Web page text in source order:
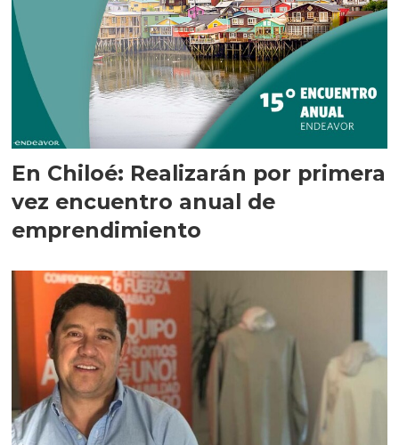
En Chiloé: Realizarán por primera
vez encuentro anual de
emprendimiento